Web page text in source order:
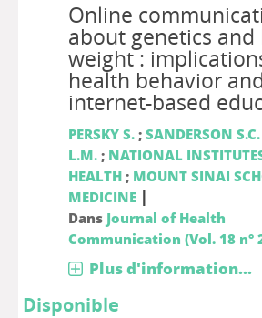
Online
about genetics and
weight :
health behavior
internet-based
PERSKY S.; SANDERSON S.C.
L.M.; NATIONAL
HEALTH; MOUNT SINAI
MEDICINE |
Dans Journal of Health
Communication (Vol. 18 n°
Plus d'information...
Disponible